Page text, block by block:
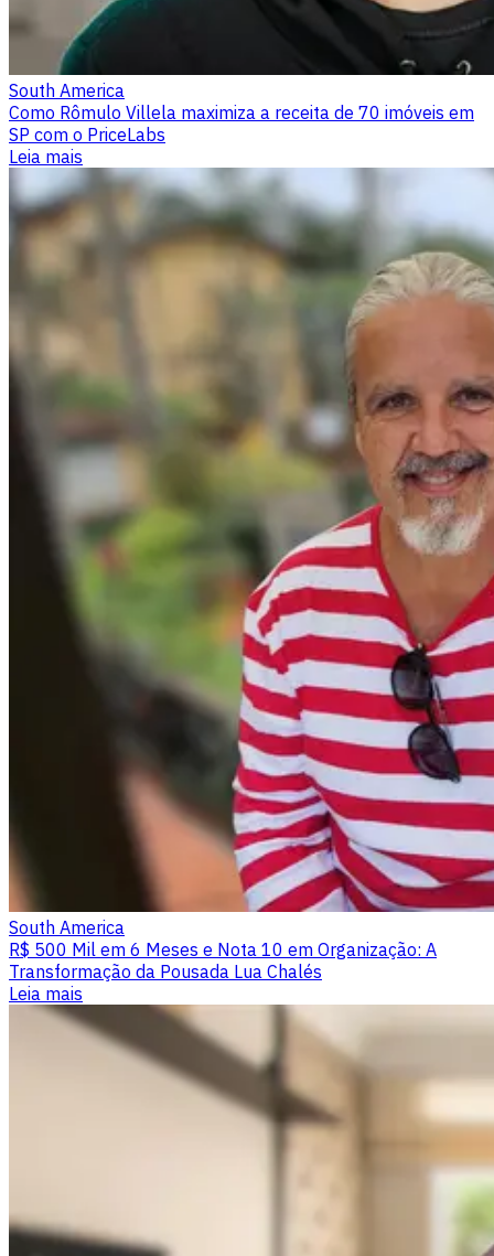
South America
Como Rômulo Villela maximiza a receita de 70 imóveis em
SP com o PriceLabs
Leia mais
South America
R$ 500 Mil em 6 Meses e Nota 10 em Organização: A
Transformação da Pousada Lua Chalés
Leia mais